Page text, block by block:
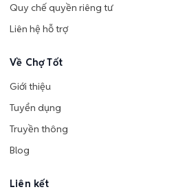
Quy chế quyền riêng tư
Liên hệ hỗ trợ
Về Chợ Tốt
Giới thiệu
Tuyển dụng
Truyền thông
Blog
Liên kết